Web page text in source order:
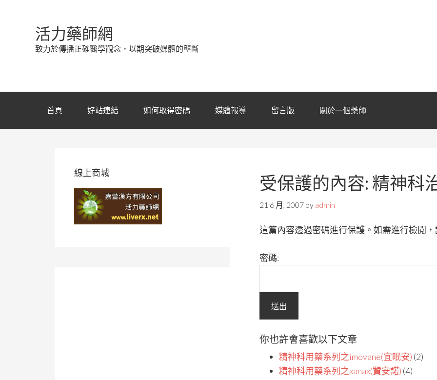
活力藥師網
致力於傳播正確醫學觀念，以期突破媒體的壟斷
首頁 好站連結 如何取得密碼 媒體報導 留言版 關於一個藥師
受保護的內容: 精神科
21 6 月, 2007 by admin
這篇內容透過密碼進行保護。如需進行檢閱
密碼:
你也許會喜歡以下文章
精神科用藥系列之imovane(宜眠安) (2)
精神科用藥系列之xanax(贊安諾) (4)
線上商城